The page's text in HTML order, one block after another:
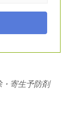
寄生予防剤